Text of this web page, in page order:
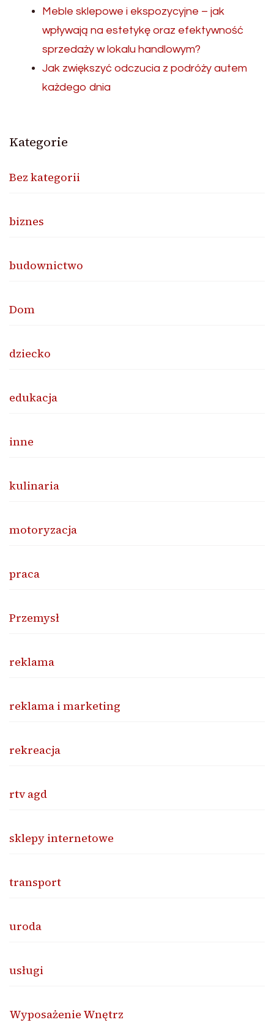
Meble sklepowe i ekspozycyjne – jak
wpływają na estetykę oraz efektywność
sprzedaży w lokalu handlowym?
Jak zwiększyć odczucia z podróży autem
każdego dnia
Kategorie
Bez kategorii
biznes
budownictwo
Dom
dziecko
edukacja
inne
kulinaria
motoryzacja
praca
Przemysł
reklama
reklama i marketing
rekreacja
rtv agd
sklepy internetowe
transport
uroda
usługi
Wyposażenie Wnętrz